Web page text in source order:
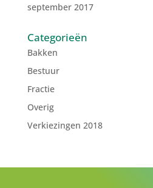
september 2017
Categorieën
Bakken
Bestuur
Fractie
Overig
Verkiezingen 2018